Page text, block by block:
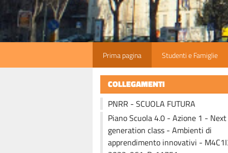
Prima pagina Studenti e Famiglie
COLLEGAMENTI
PNRR - SCUOLA FUTURA
Piano Scuola 4.0 - Azione 1 - Next
generation class - Ambienti di
apprendimento innovativi -